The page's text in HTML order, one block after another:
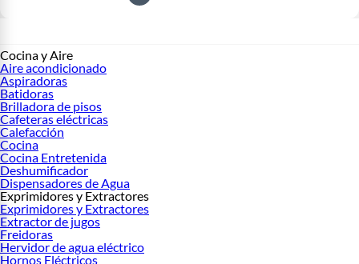
Cocina y Aire
Aire acondicionado
Aspiradoras
Batidoras
Brilladora de pisos
Cafeteras eléctricas
Calefacción
Cocina
Cocina Entretenida
Deshumificador
Dispensadores de Agua
Exprimidores y Extractores
Exprimidores y Extractores
Extractor de jugos
Freidoras
Hervidor de agua eléctrico
Hornos Eléctricos